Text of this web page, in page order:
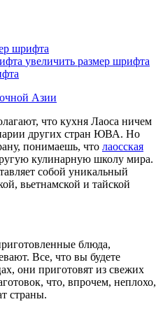
шрифта
увеличить размер шрифта
что кухня Лаоса ничем
других стран ЮВА. Но
понимаешь, что лаосская
кулинарную школу мира.
собой уникальный
вьетнамской и тайской
блюда,
Все, что вы будете
они приготовят из свежих
что, впрочем, неплохо,
страны.